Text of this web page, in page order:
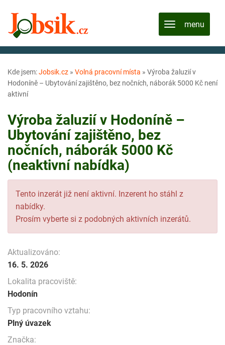
Kde jsem:Jobsik.cz » Volná pracovní místa » Výroba žaluzií v
Hodoníně – Ubytování zajištěno, bez nočních, náborák 5000 Kč není
aktivní
Výroba žaluzií v Hodoníně –
Ubytování zajištěno, bez
nočních, náborák 5000 Kč
(neaktivní nabídka)
Tento inzerát již není aktivní. Inzerent ho stáhl z
nabídky.
Prosím vyberte si z podobných aktivních inzerátů.
Aktualizováno:
16. 5. 2026
Lokalita pracoviště:
Hodonín
Typ pracovního vztahu:
Plný úvazek
Značka: